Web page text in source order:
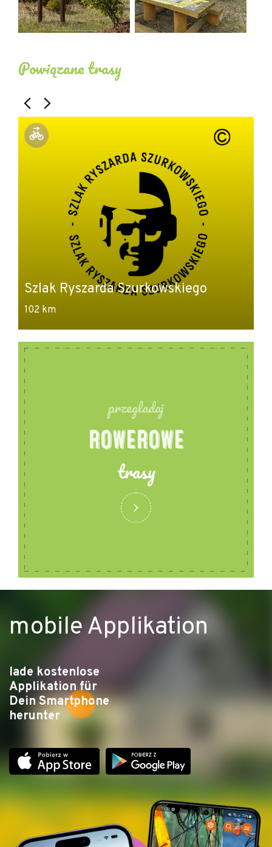
Powiązane trasy
Szlak Ryszarda Szurkowskiego
102 km
przegladaj
ROWEROWE
trasy
mobile Applikation
lade kostenlose
Applikation für
Dein Smartphone
herunter